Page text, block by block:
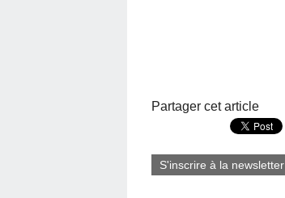
Partager cet article
S'inscrire à la newsletter